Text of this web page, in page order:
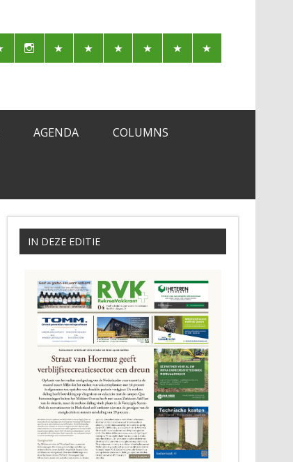
AGENDA COLUMNS
IN DEZE EDITIE